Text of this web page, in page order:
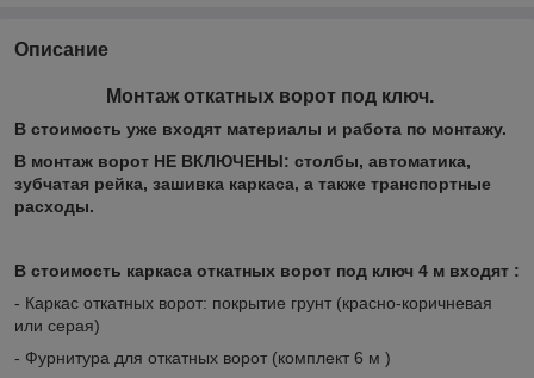
Описание
Монтаж откатных ворот под ключ.
В стоимость уже входят материалы и работа по монтажу.
В монтаж ворот НЕ ВКЛЮЧЕНЫ: столбы, автоматика,
зубчатая рейка, зашивка каркаса, а также транспортные
расходы.
В стоимость каркаса откатных ворот под ключ 4 м входят :
- Каркас откатных ворот: покрытие грунт (красно-коричневая
или серая)
- Фурнитура для откатных ворот (комплект 6 м )